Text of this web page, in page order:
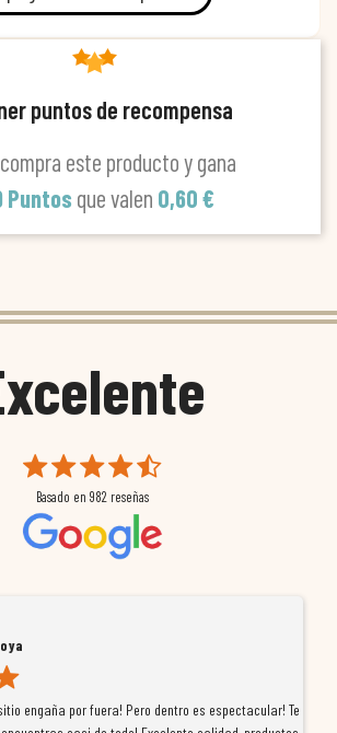
puntos de recompensa
compra este producto y gana
Puntos que valen 0,60 €
Basado en 982 reseñas
engaña por fuera! Pero dentro es espectacular! Te